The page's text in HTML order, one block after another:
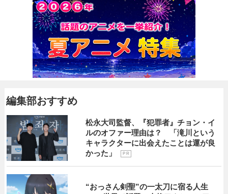
編集部おすすめ
松永大司監督、『犯罪者』チョン・イ
ルのオファー理由は？ 「滝川という
キャラクターに出会えたことは運が良
かった」
P R
“おっさん剣聖”の一太刀に宿る人生